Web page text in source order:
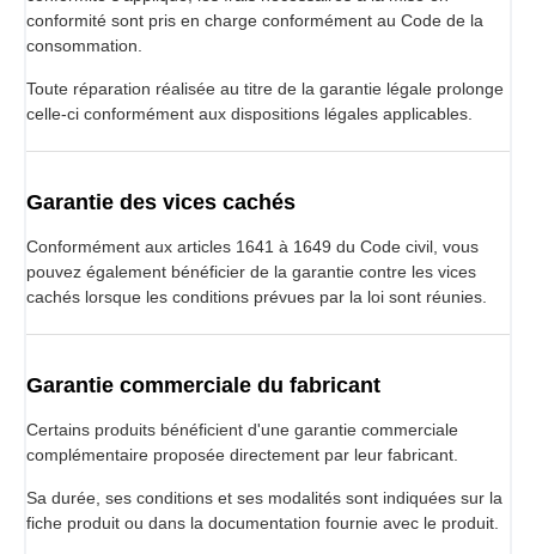
conformité sont pris en charge conformément au Code de la
consommation.
Toute réparation réalisée au titre de la garantie légale prolonge
celle-ci conformément aux dispositions légales applicables.
Garantie des vices cachés
Conformément aux articles 1641 à 1649 du Code civil, vous
pouvez également bénéficier de la garantie contre les vices
cachés lorsque les conditions prévues par la loi sont réunies.
Garantie commerciale du fabricant
Certains produits bénéficient d'une garantie commerciale
complémentaire proposée directement par leur fabricant.
Sa durée, ses conditions et ses modalités sont indiquées sur la
fiche produit ou dans la documentation fournie avec le produit.